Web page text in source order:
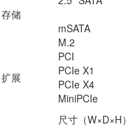
存储
mSATA
M.2
扩展
PCI
PCIe X1
PCIe X4
MiniPCIe
尺寸（W×D×H）